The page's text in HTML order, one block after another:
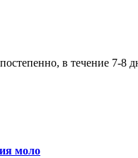
в течение 7-8
моло